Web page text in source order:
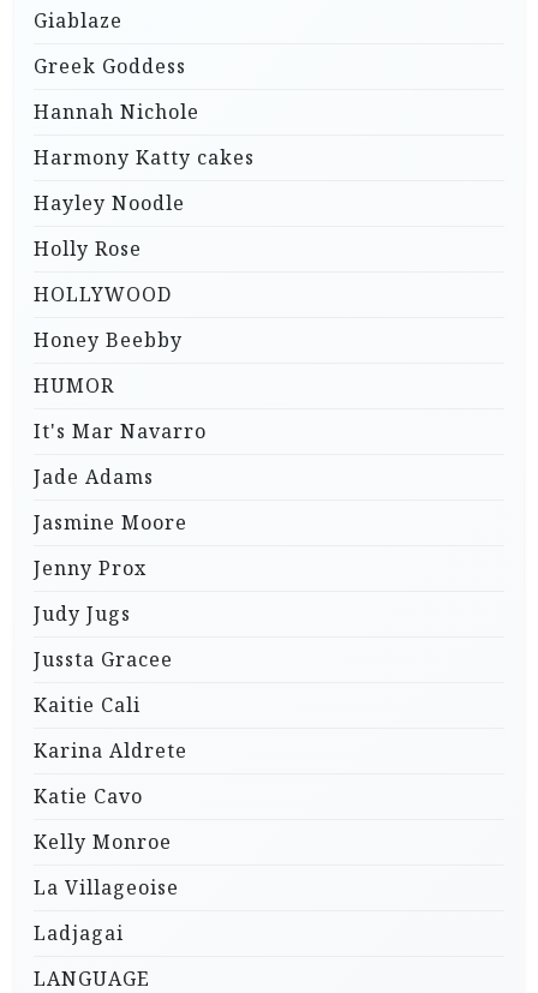
Giablaze
Greek Goddess
Hannah Nichole
Harmony Katty cakes
Hayley Noodle
Holly Rose
HOLLYWOOD
Honey Beebby
HUMOR
It's Mar Navarro
Jade Adams
Jasmine Moore
Jenny Prox
Judy Jugs
Jussta Gracee
Kaitie Cali
Karina Aldrete
Katie Cavo
Kelly Monroe
La Villageoise
Ladjagai
LANGUAGE